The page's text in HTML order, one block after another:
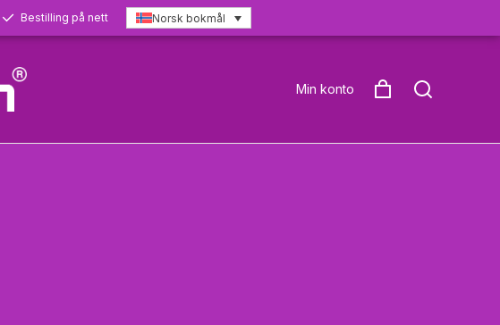
Bestilling på nett Norsk bokmål
Min konto